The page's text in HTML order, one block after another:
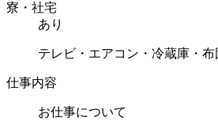
寮・社宅
あり
テレビ・エアコン・冷蔵庫・
仕事内容
お仕事について